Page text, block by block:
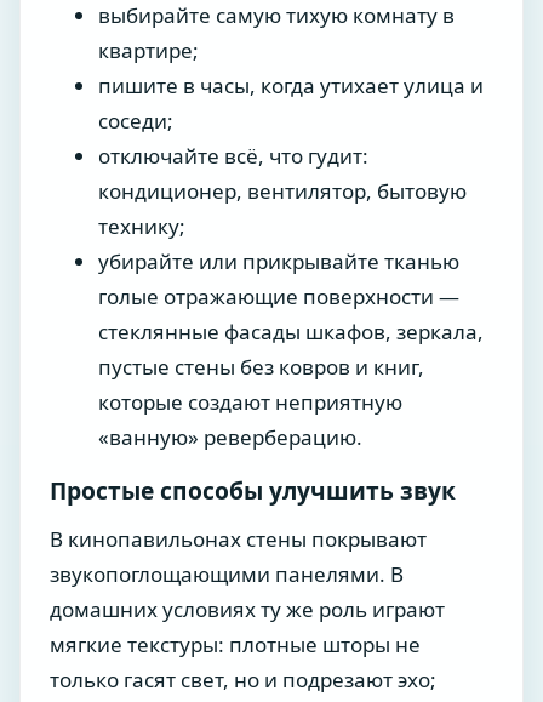
выбирайте самую тихую комнату в
квартире;
пишите в часы, когда утихает улица и
соседи;
отключайте всё, что гудит:
кондиционер, вентилятор, бытовую
технику;
убирайте или прикрывайте тканью
голые отражающие поверхности —
стеклянные фасады шкафов, зеркала,
пустые стены без ковров и книг,
которые создают неприятную
«ванную» реверберацию.
Простые способы улучшить звук
В кинопавильонах стены покрывают
звукопоглощающими панелями. В
домашних условиях ту же роль играют
мягкие текстуры: плотные шторы не
только гасят свет, но и подрезают эхо;